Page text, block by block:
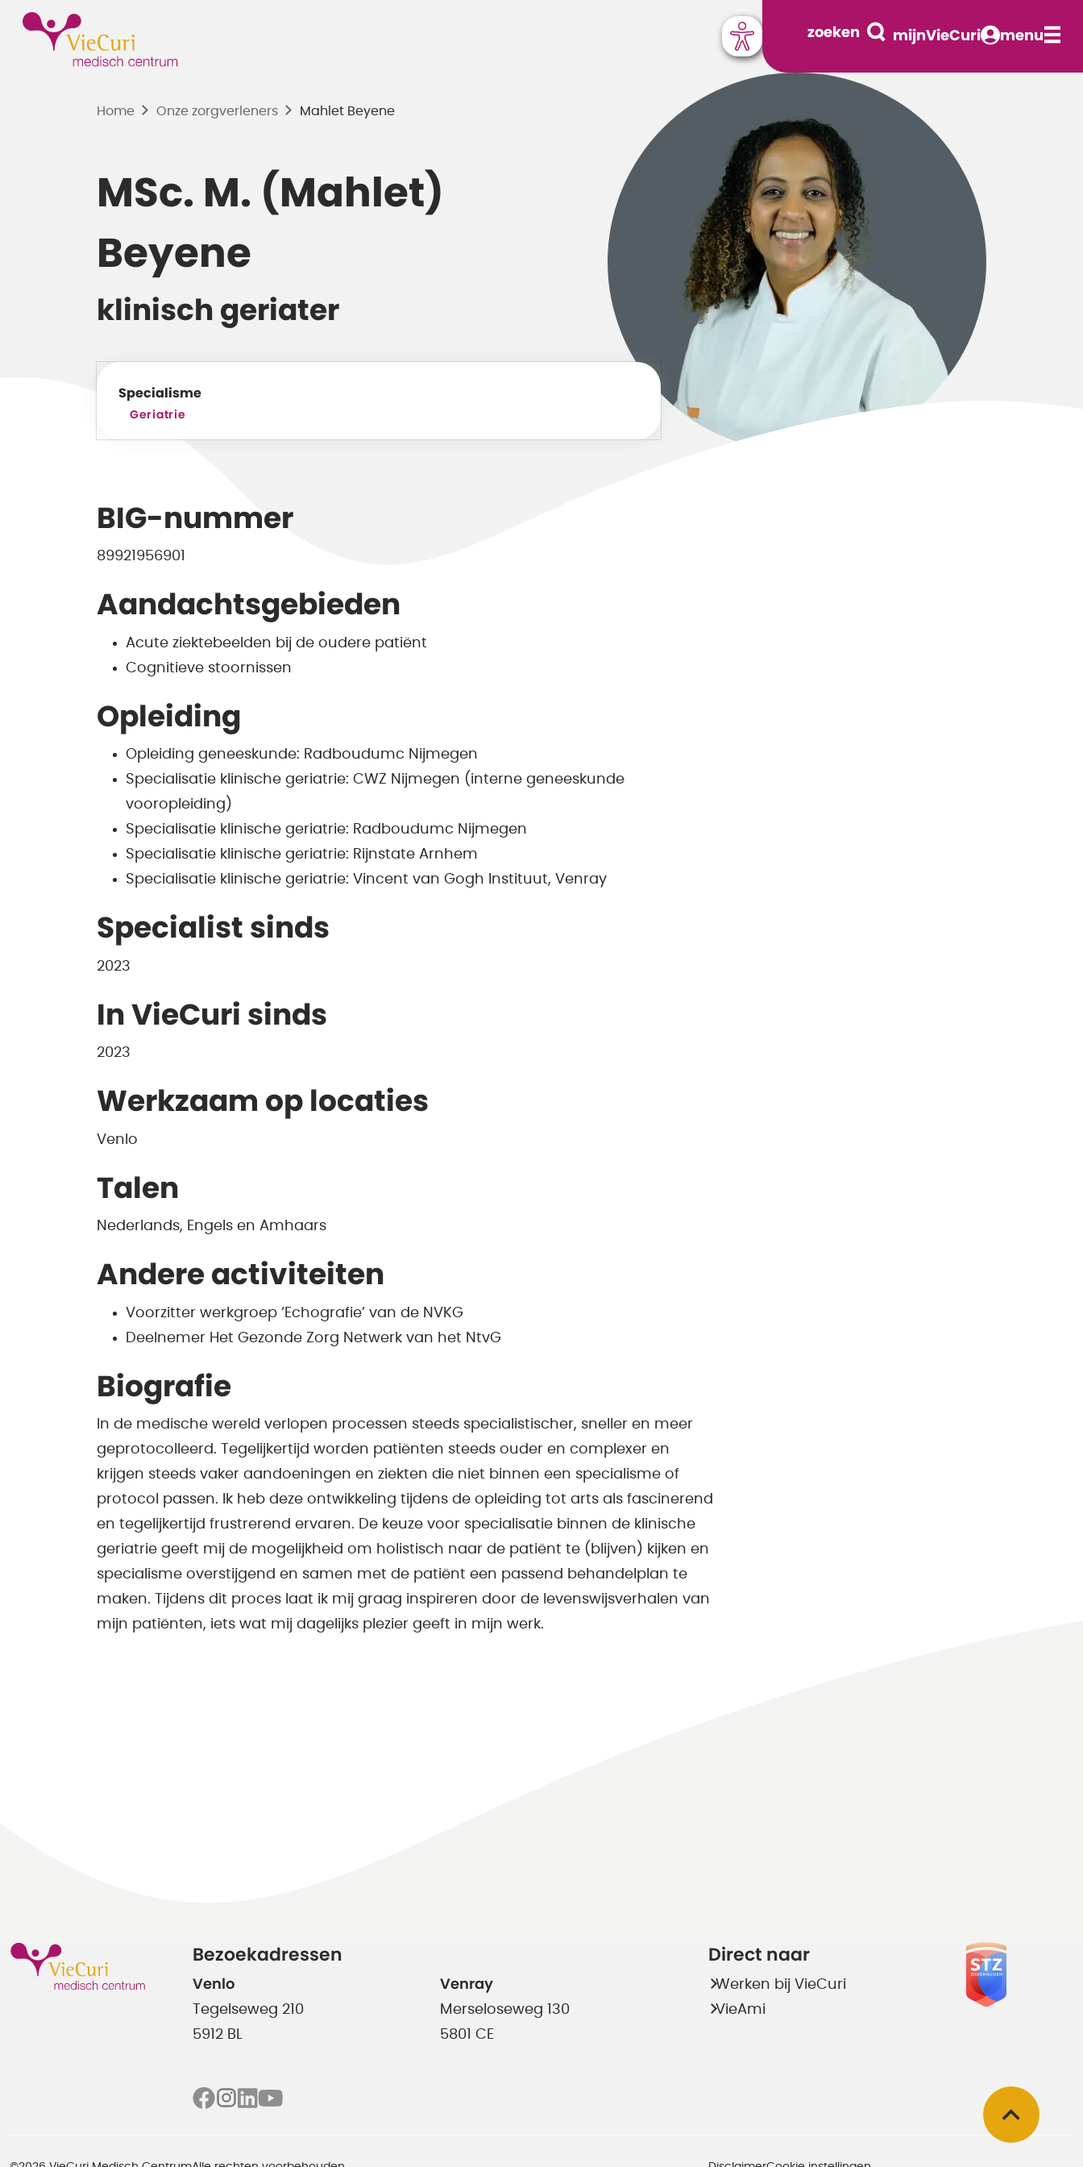
zoeken mijnVieCuri menu
Home Onze zorgverleners Mahlet Beyene
MSc. M. (Mahlet)
Beyene
klinisch geriater
Specialisme
Geriatrie
BIG-nummer
89921956901
Aandachtsgebieden
Acute ziektebeelden bij de oudere patiënt
Cognitieve stoornissen
Opleiding
Opleiding geneeskunde: Radboudumc Nijmegen
Specialisatie klinische geriatrie: CWZ Nijmegen (interne geneeskunde
vooropleiding)
Specialisatie klinische geriatrie: Radboudumc Nijmegen
Specialisatie klinische geriatrie: Rijnstate Arnhem
Specialisatie klinische geriatrie: Vincent van Gogh Instituut, Venray
Specialist sinds
2023
In VieCuri sinds
2023
Werkzaam op locaties
Venlo
Talen
Nederlands, Engels en Amhaars
Andere activiteiten
Voorzitter werkgroep ‘Echografie’ van de NVKG
Deelnemer Het Gezonde Zorg Netwerk van het NtvG
Biografie
In de medische wereld verlopen processen steeds specialistischer, sneller en meer
geprotocolleerd. Tegelijkertijd worden patiënten steeds ouder en complexer en
krijgen steeds vaker aandoeningen en ziekten die niet binnen een specialisme of
protocol passen. Ik heb deze ontwikkeling tijdens de opleiding tot arts als fascinerend
en tegelijkertijd frustrerend ervaren. De keuze voor specialisatie binnen de klinische
geriatrie geeft mij de mogelijkheid om holistisch naar de patiënt te (blijven) kijken en
specialisme overstijgend en samen met de patiënt een passend behandelplan te
maken. Tijdens dit proces laat ik mij graag inspireren door de levenswijsverhalen van
mijn patiënten, iets wat mij dagelijks plezier geeft in mijn werk.
Bezoekadressen
Venlo
Tegelseweg 210
5912 BL
Venray
Merseloseweg 130
5801 CE
Direct naar
Werken bij VieCuri
VieAmi